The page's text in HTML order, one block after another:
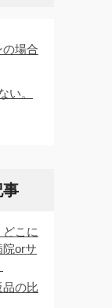
場合
い。
事
こに
orサ
品の比